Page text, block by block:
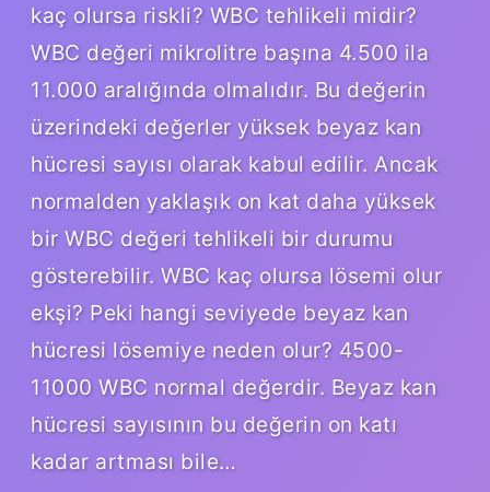
kaç olursa riskli? WBC tehlikeli midir?
WBC değeri mikrolitre başına 4.500 ila
11.000 aralığında olmalıdır. Bu değerin
üzerindeki değerler yüksek beyaz kan
hücresi sayısı olarak kabul edilir. Ancak
normalden yaklaşık on kat daha yüksek
bir WBC değeri tehlikeli bir durumu
gösterebilir. WBC kaç olursa lösemi olur
ekşi? Peki hangi seviyede beyaz kan
hücresi lösemiye neden olur? 4500-
11000 WBC normal değerdir. Beyaz kan
hücresi sayısının bu değerin on katı
kadar artması bile…